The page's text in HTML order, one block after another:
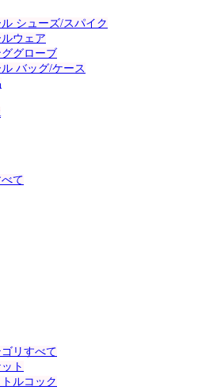
シューズ/スパイク
ウェア
グローブ
バッグ/ケース
て
リすべて
ト
ルコック